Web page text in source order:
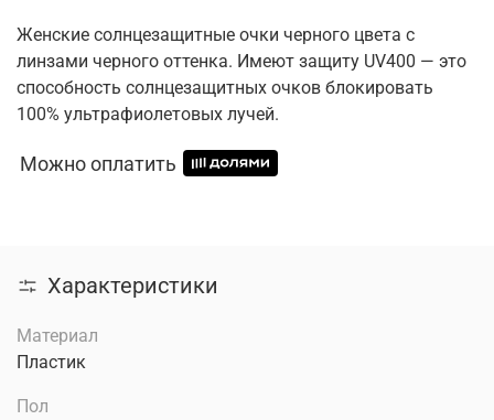
Женские солнцезащитные очки черного цвета с
линзами черного оттенка. Имеют защиту UV400 — это
способность солнцезащитных очков блокировать
100% ультрафиолетовых лучей.
Можно оплатить
Характеристики
Материал
Пластик
Пол